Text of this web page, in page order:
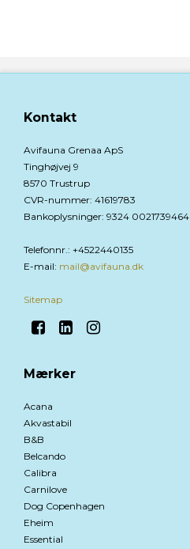
Kontakt
Avifauna Grenaa ApS
Tinghøjvej 9
8570 Trustrup
CVR-nummer: 41619783
Bankoplysninger: 9324 0021739464
Telefonnr.: +4522440135
E-mail: mail@avifauna.dk
Sitemap
Mærker
Acana
Akvastabil
B&B
Belcando
Calibra
Carnilove
Dog Copenhagen
Eheim
Essential